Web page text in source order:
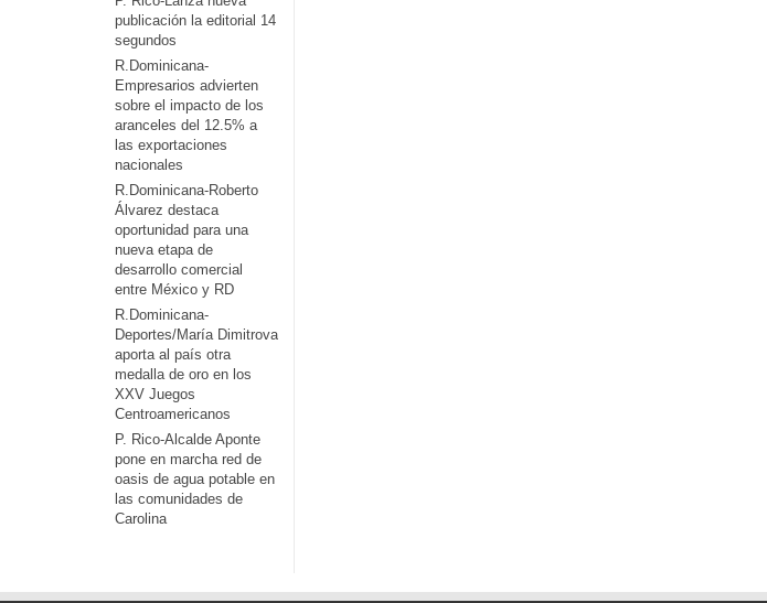
publicación la editorial 14
segundos
R.Dominicana-
Empresarios advierten
sobre el impacto de los
aranceles del 12.5% a
las exportaciones
nacionales
R.Dominicana-Roberto
Álvarez destaca
oportunidad para una
nueva etapa de
desarrollo comercial
entre México y RD
R.Dominicana-
Deportes/María Dimitrova
aporta al país otra
medalla de oro en los
XXV Juegos
Centroamericanos
P. Rico-Alcalde Aponte
pone en marcha red de
oasis de agua potable en
las comunidades de
Carolina